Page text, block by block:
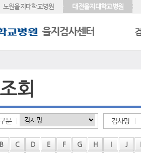
노원을지대학교병원 대전을지대학교병원
회
분 검사명
B C D E F G H I J